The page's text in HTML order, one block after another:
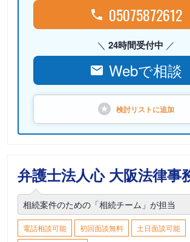
05075872612
24時間受付中
Webで相談
検討リストに追加
弁護士法人心 大阪法律事
相続案件のための「相続チーム」が担当
電話相談可能 初回面談無料
土日面談可能